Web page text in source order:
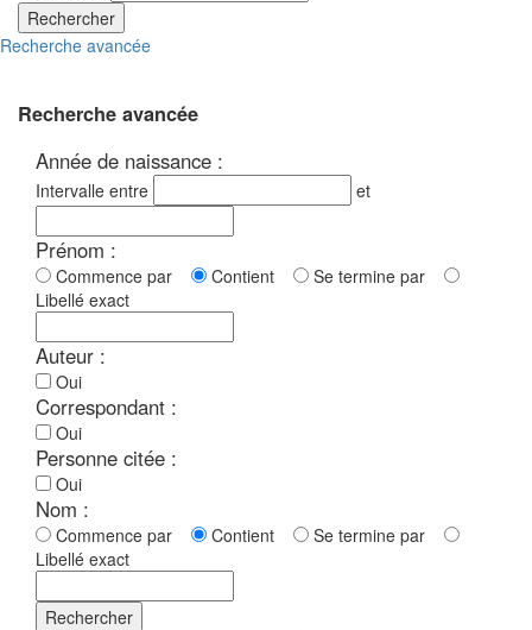
Rechercher
Recherche avancée
Recherche avancée
Année de naissance :
Intervalle entre et
Prénom :
Commence par Contient
Se termine par
Libellé exact
Auteur :
Oui
Correspondant :
Oui
Personne citée :
Oui
Nom :
Commence par Contient
Se termine par
Libellé exact
Rechercher